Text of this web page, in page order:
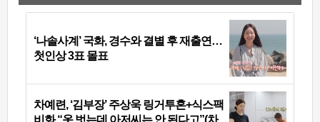
‘나솔사계’ 국화, 경수와 결별 후 재출연…
첫인상 3표 몰표
차예련, ‘김부장’ 주상욱 링거투혼+식스팩
비화 “옷 벗는데 아저씨는 안 된다고”(차